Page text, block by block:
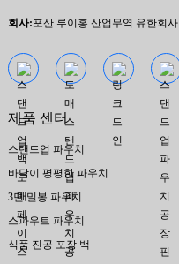
회사:포산 루이홍 산업무역 유한회사
제품 센터
스탠드업 파우치
바닥이 평평한 파우치
3면 밀봉 파우치
스파우트 파우치
식품 진공 포장 백